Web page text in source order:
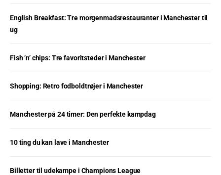
English Breakfast: Tre morgenmadsrestauranter i Manchester til
ug
Fish ’n’ chips: Tre favoritsteder i Manchester
Shopping: Retro fodboldtrøjer i Manchester
Manchester på 24 timer: Den perfekte kampdag
10 ting du kan lave i Manchester
Billetter til udekampe i Champions League